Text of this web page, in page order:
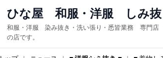
ひな屋 和服・洋服 しみ抜
和服・洋服 染み抜き・洗い張り・悉皆業務 専門店
の店です。